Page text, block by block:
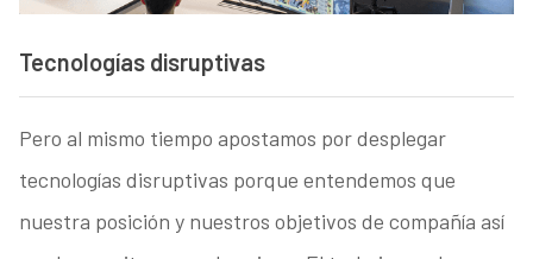
Tecnologías disruptivas
Pero al mismo tiempo apostamos por desplegar
tecnologías disruptivas porque entendemos que
nuestra posición y nuestros objetivos de compañía así